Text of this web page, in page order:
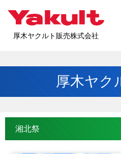
厚木ヤクルト販売株式会社
厚木ヤク
湘北祭